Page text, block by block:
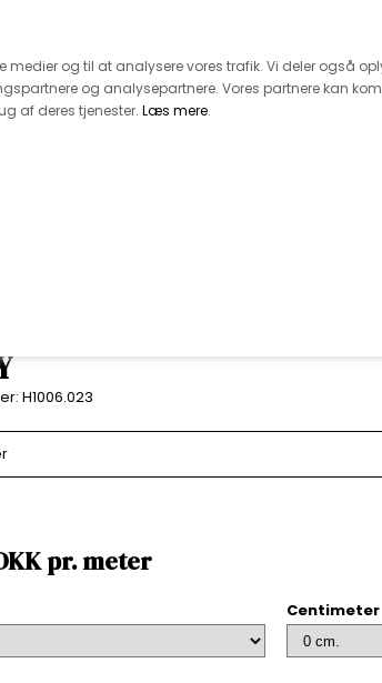
og til at analysere vores trafik. Vi deler også
og analysepartnere. Vores partnere kan
af deres tjenester. Læs mere.
H1006.023
pr.meter
Centimeter